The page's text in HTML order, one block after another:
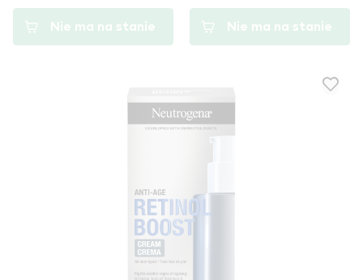
Nie ma na stanie Nie ma na stanie